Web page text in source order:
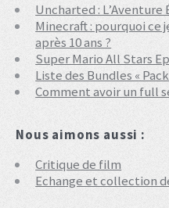
Uncharted :
Minecraft : pourquoi
après 10 ans ?
Super Mario All Stars
Liste des Bundles «
Comment avoir un full
Nous aimons aussi :
Critique de film
Echange et collection